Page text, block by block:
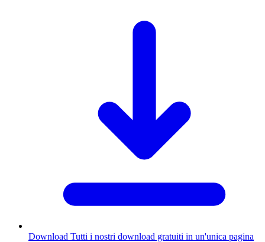
Download Tutti i nostri download gratuiti in un'unica pagina